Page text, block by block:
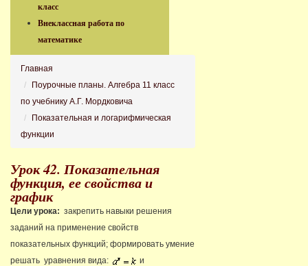
класс
Внеклассная работа по
математике
Главная
Поурочные планы. Алгебра 11 класс
по учебнику А.Г. Мордковича
Показательная и логарифмическая
функции
Урок 42. Показательная
функция, ее свойства и
график
Цели урока: закрепить навыки решения
заданий на применение свойств
показательных функций; формировать умение
решать уравнения вида:
и